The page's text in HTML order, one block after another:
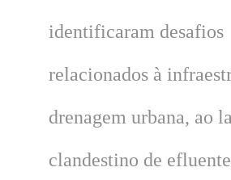
identificaram desafios
relacionados à
drenagem urbana, ao
clandestino de